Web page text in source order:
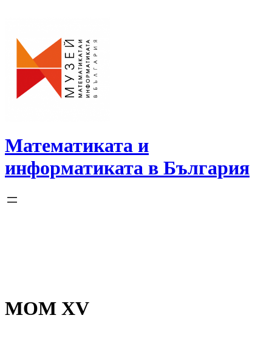
Математиката и
информатиката в България
МОМ XV